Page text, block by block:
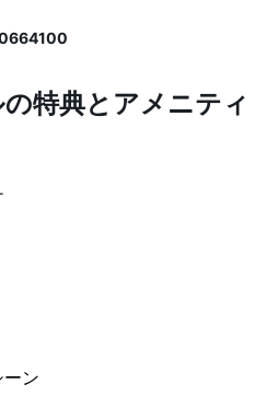
特典とアメニティ
ン